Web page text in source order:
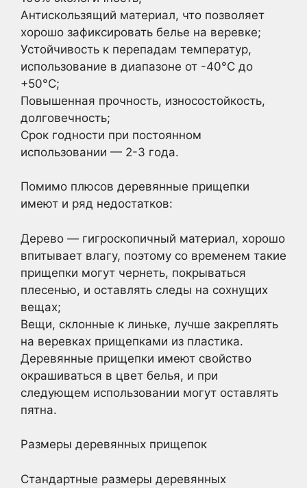
Антискользящий материал, что позволяет
хорошо зафиксировать белье на веревке;
Устойчивость к перепадам температур,
использование в диапазоне от -40°С до
+50°С;
Повышенная прочность, износостойкость,
долговечность;
Срок годности при постоянном
использовании — 2-3 года.
Помимо плюсов деревянные прищепки
имеют и ряд недостатков:
Дерево — гигроскопичный материал, хорошо
впитывает влагу, поэтому со временем такие
прищепки могут чернеть, покрываться
плесенью, и оставлять следы на сохнущих
вещах;
Вещи, склонные к линьке, лучше закреплять
на веревках прищепками из пластика.
Деревянные прищепки имеют свойство
окрашиваться в цвет белья, и при
следующем использовании могут оставлять
пятна.
Размеры деревянных прищепок
Стандартные размеры деревянных